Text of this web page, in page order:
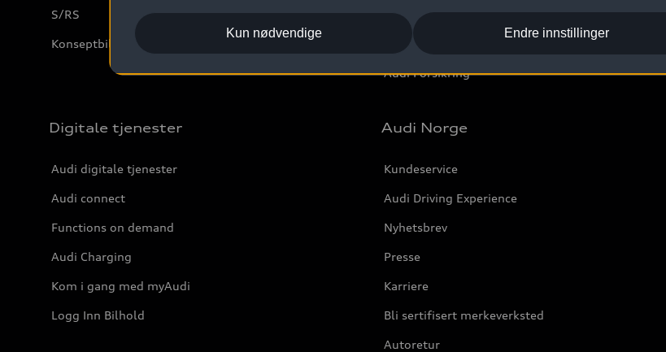
S/RS
Konseptbiler og prototyper
Leasing
Bilgarantier
Audi Forsikring
Digitale tjenester
Audi digitale tjenester
Audi connect
Functions on demand
Audi Charging
Kom i gang med myAudi
Logg Inn Bilhold
Audi Norge
Kundeservice
Audi Driving Experience
Nyhetsbrev
Presse
Karriere
Bli sertifisert merkeverksted
Autoretur
Kun nødvendige Endre innstillinger